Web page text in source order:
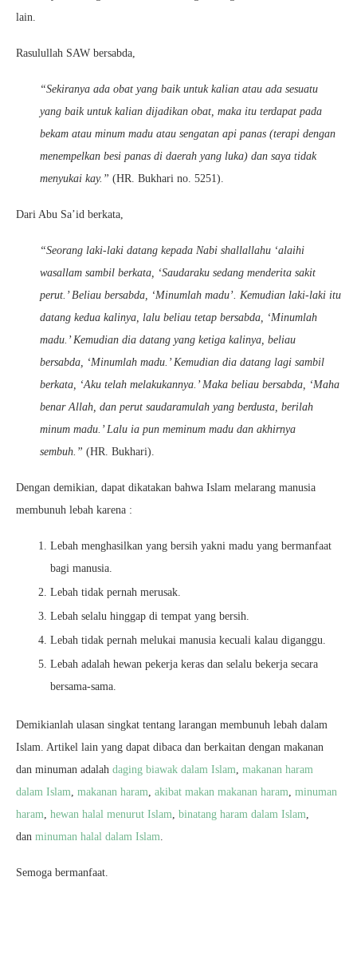
lain.
Rasulullah SAW bersabda,
“Sekiranya ada obat yang baik untuk kalian atau ada sesuatu
yang baik untuk kalian dijadikan obat, maka itu terdapat pada
bekam atau minum madu atau sengatan api panas (terapi dengan
menempelkan besi panas di daerah yang luka) dan saya tidak
menyukai kay.” (HR. Bukhari no. 5251).
Dari Abu Sa’id berkata,
“Seorang laki-laki datang kepada Nabi shallallahu ‘alaihi
wasallam sambil berkata, ‘Saudaraku sedang menderita sakit
perut.’ Beliau bersabda, ‘Minumlah madu’. Kemudian laki-laki itu
datang kedua kalinya, lalu beliau tetap bersabda, ‘Minumlah
madu.’ Kemudian dia datang yang ketiga kalinya, beliau
bersabda, ‘Minumlah madu.’ Kemudian dia datang lagi sambil
berkata, ‘Aku telah melakukannya.’ Maka beliau bersabda, ‘Maha
benar Allah, dan perut saudaramulah yang berdusta, berilah
minum madu.’ Lalu ia pun meminum madu dan akhirnya
sembuh.” (HR. Bukhari).
Dengan demikian, dapat dikatakan bahwa Islam melarang manusia
membunuh lebah karena :
Lebah menghasilkan yang bersih yakni madu yang bermanfaat
bagi manusia.
Lebah tidak pernah merusak.
Lebah selalu hinggap di tempat yang bersih.
Lebah tidak pernah melukai manusia kecuali kalau diganggu.
Lebah adalah hewan pekerja keras dan selalu bekerja secara
bersama-sama.
Demikianlah ulasan singkat tentang larangan membunuh lebah dalam
Islam. Artikel lain yang dapat dibaca dan berkaitan dengan makanan
dan minuman adalah daging biawak dalam Islam, makanan haram
dalam Islam, makanan haram, akibat makan makanan haram, minuman
haram, hewan halal menurut Islam, binatang haram dalam Islam,
dan minuman halal dalam Islam.
Semoga bermanfaat.